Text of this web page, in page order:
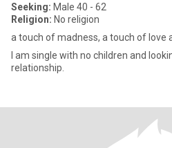
Seeking: Male 40 - 62
Religion: No religion
a touch of madness, a touch of love
I am single with no children and
relationship.